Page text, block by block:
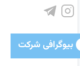
بیوگرافی شرکت